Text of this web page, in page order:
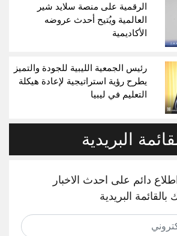
الرقمية على منصة سلايد شير
العالمية ويُتيح أحدث عروضه
الأكاديمية
رئيس الجمعية الليبية للجودة والتميز
يطرح رؤية استراتيجية لإعادة هيكلة
التعليم في ليبيا
البريدية
دائم على احدث الاخبار
البريدية